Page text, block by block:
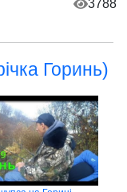
3788
Горинь)